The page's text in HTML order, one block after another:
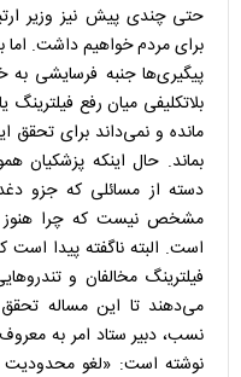
حتی چندی پیش نیز وزیر
برای مردم خواهیم داشت. اما
پیگیری‌ها جنبه فرسایشی
بلاتکلیفی میان رفع
مانده و نمی‌داند برای تحقق
بماند. حال اینکه پزشکیان
دسته از مسائلی که جزو
مشخص نیست که چرا هنوز
است. البته ناگفته پیدا است
فیلترینگ مخالفان و
می‌دهند تا این مساله
نسب، دبیر ستاد امر به
نوشته است: ‌«لغو